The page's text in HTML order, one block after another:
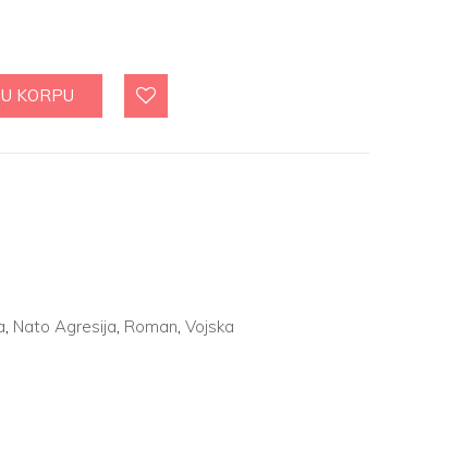
KORPU
, Nato Agresija, Roman, Vojska